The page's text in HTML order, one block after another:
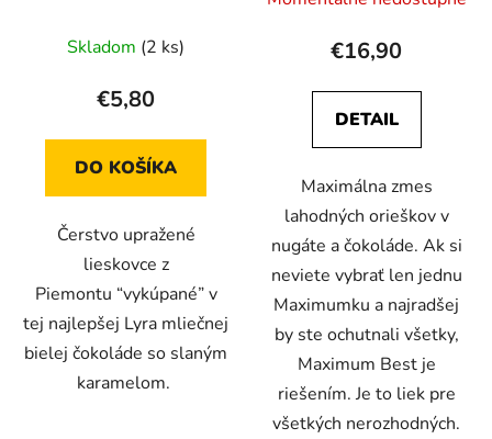
Skladom (2 ks)
€5,80
DO KOŠÍKA
Čerstvo upražené
lieskovce z
Piemontu “vykúpané” v
tej najlepšej Lyra mliečnej
bielej čokoláde so slaným
karamelom.
€16,90
DETAIL
Maximálna zmes
lahodných orieškov v
nugáte a čokoláde. Ak si
neviete vybrať len jednu
Maximumku a najradšej
by ste ochutnali všetky,
Maximum Best je
riešením. Je to liek pre
všetkých nerozhodných.